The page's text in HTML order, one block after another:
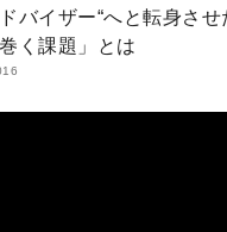
バイザー“へと転身させ
く課題」とは